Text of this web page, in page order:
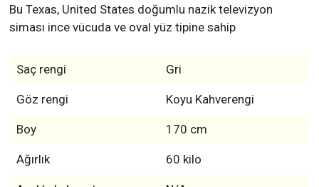
Bu Texas, United States doğumlu nazik televizyon
siması ince vücuda ve oval yüz tipine sahip
Saç rengi Gri
Göz rengi Koyu Kahverengi
Boy 170 cm
Ağırlık 60 kilo